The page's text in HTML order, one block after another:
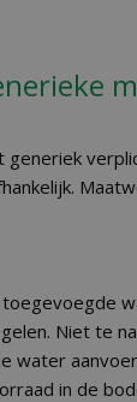
Niet te
water
in de